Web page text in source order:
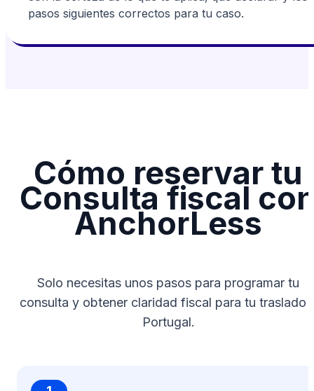
pasos siguientes correctos para tu caso.
Cómo reservar tu
Consulta fiscal
AnchorLess
Solo necesitas unos pasos para programar tu
consulta y obtener claridad fiscal para tu traslado
Portugal.